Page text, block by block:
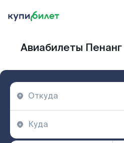
Авиабилеты Пенанг